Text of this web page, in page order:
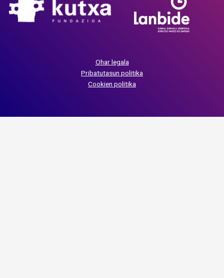
Ohar legala
Pribatutasun politika
Cookien politika